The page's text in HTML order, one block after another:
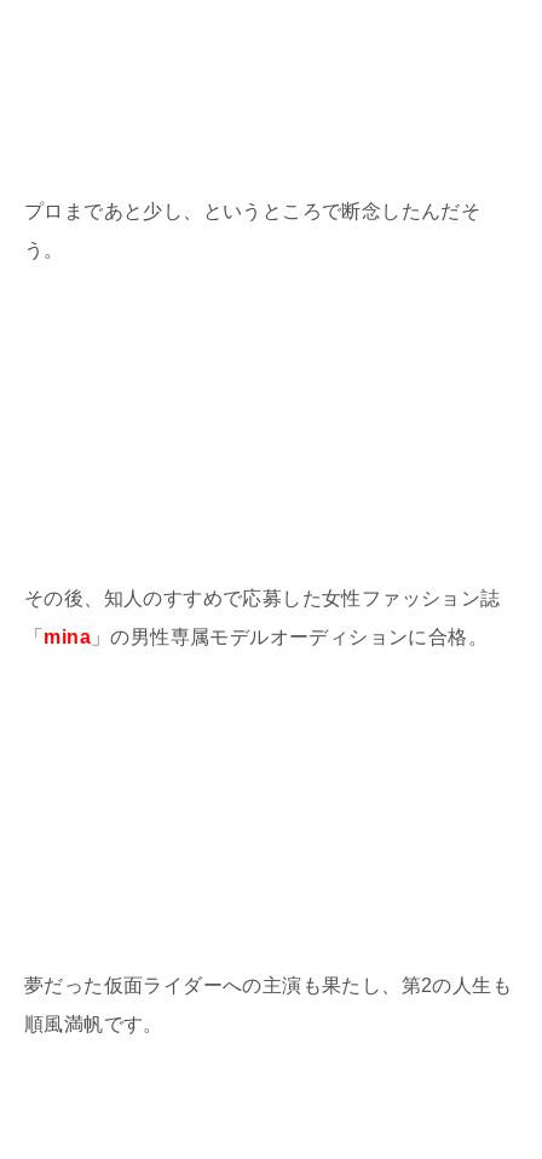
プロまであと少し、というところで断念したんだそ
う。
その後、知人のすすめで応募した女性ファッション誌
「 mina 」の男性専属モデルオーディションに合格。
夢だった仮面ライダーへの主演も果たし、第2の人生も
順風満帆です。